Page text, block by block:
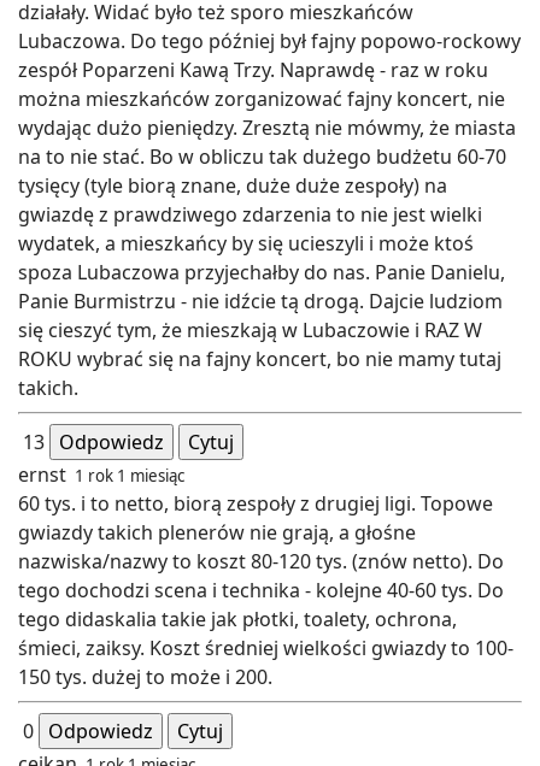
działały. Widać było też sporo mieszkańców
Lubaczowa. Do tego później był fajny popowo-rockowy
zespół Poparzeni Kawą Trzy. Naprawdę - raz w roku
można mieszkańców zorganizować fajny koncert, nie
wydając dużo pieniędzy. Zresztą nie mówmy, że miasta
na to nie stać. Bo w obliczu tak dużego budżetu 60-70
tysięcy (tyle biorą znane, duże duże zespoły) na
gwiazdę z prawdziwego zdarzenia to nie jest wielki
wydatek, a mieszkańcy by się ucieszyli i może ktoś
spoza Lubaczowa przyjechałby do nas. Panie Danielu,
Panie Burmistrzu - nie idźcie tą drogą. Dajcie ludziom
się cieszyć tym, że mieszkają w Lubaczowie i RAZ W
ROKU wybrać się na fajny koncert, bo nie mamy tutaj
takich.
13 Odpowiedz
Cytuj
ernst 1 rok 1 miesiąc
60 tys. i to netto, biorą zespoły z drugiej ligi. Topowe
gwiazdy takich plenerów nie grają, a głośne
nazwiska/nazwy to koszt 80-120 tys. (znów netto). Do
tego dochodzi scena i technika - kolejne 40-60 tys. Do
tego didaskalia takie jak płotki, toalety, ochrona,
śmieci, zaiksy. Koszt średniej wielkości gwiazdy to 100-
150 tys. dużej to może i 200.
0 Odpowiedz
Cytuj